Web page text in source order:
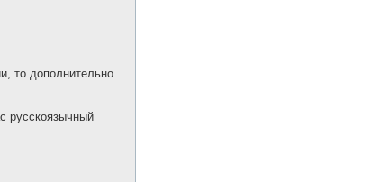
то дополнительно
русскоязычный